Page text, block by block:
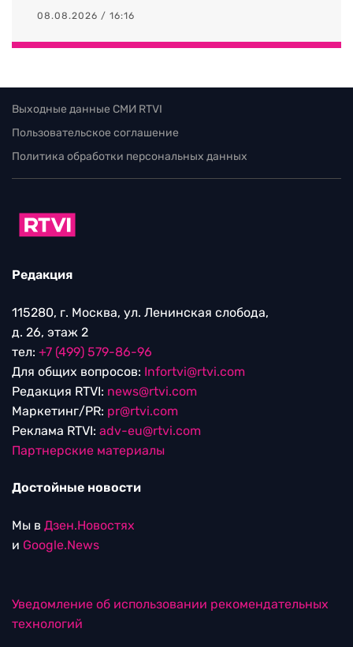
08.08.2026 / 16:16
Выходные данные СМИ RTVI
Пользовательское соглашение
Политика обработки персональных данных
Редакция
115280, г. Москва, ул. Ленинская слобода,
д. 26, этаж 2
тел: +7 (499) 579-86-96
Для общих вопросов: Infortvi@rtvi.com
Редакция RTVI: news@rtvi.com
Маркетинг/PR: pr@rtvi.com
Реклама RTVI: adv-eu@rtvi.com
Партнерские материалы
Достойные новости
Мы в Дзен.Новостях
и Google.News
Уведомление об использовании рекомендательных
технологий